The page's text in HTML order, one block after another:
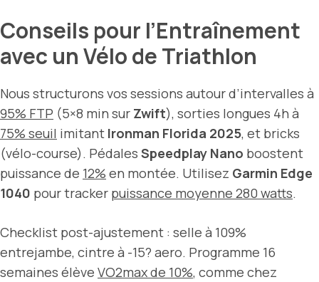
Conseils pour l’Entraînement
avec un Vélo de Triathlon
Nous structurons vos sessions autour d’intervalles à
95% FTP (5×8 min sur Zwift), sorties longues 4h à
75% seuil imitant Ironman Florida 2025, et bricks
(vélo-course). Pédales Speedplay Nano boostent
puissance de 12% en montée. Utilisez Garmin Edge
1040 pour tracker puissance moyenne 280 watts.
Checklist post-ajustement : selle à 109%
entrejambe, cintre à -15? aero. Programme 16
semaines élève VO2max de 10%, comme chez